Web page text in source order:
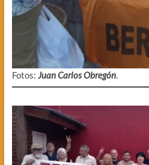
Fotos: Juan Carlos Obregón.